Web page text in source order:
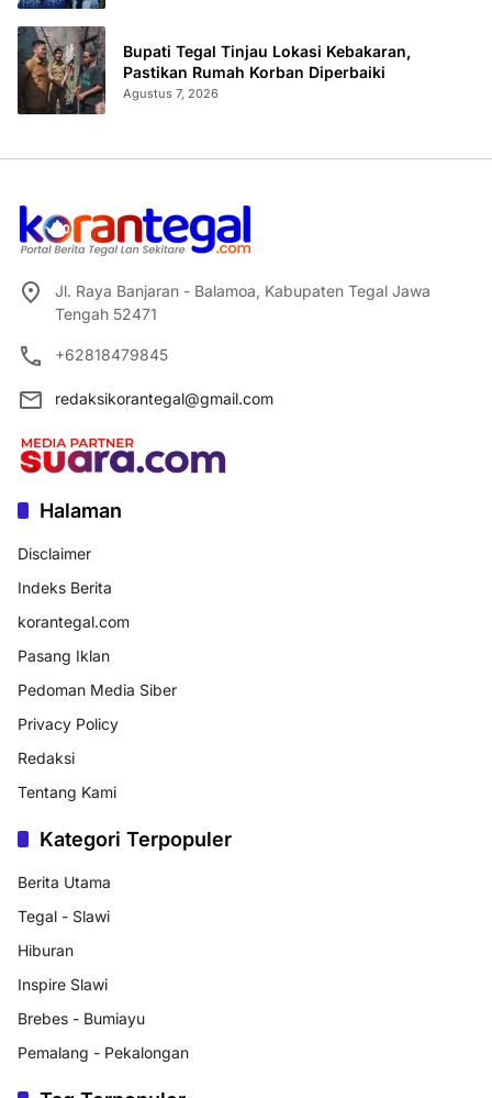
Bupati Tegal Tinjau Lokasi Kebakaran,
Pastikan Rumah Korban Diperbaiki
Agustus 7, 2026
Jl. Raya Banjaran - Balamoa, Kabupaten Tegal Jawa
Tengah 52471
+62818479845
redaksikorantegal@gmail.com
Halaman
Disclaimer
Indeks Berita
korantegal.com
Pasang Iklan
Pedoman Media Siber
Privacy Policy
Redaksi
Tentang Kami
Kategori Terpopuler
Berita Utama
Tegal - Slawi
Hiburan
Inspire Slawi
Brebes - Bumiayu
Pemalang - Pekalongan